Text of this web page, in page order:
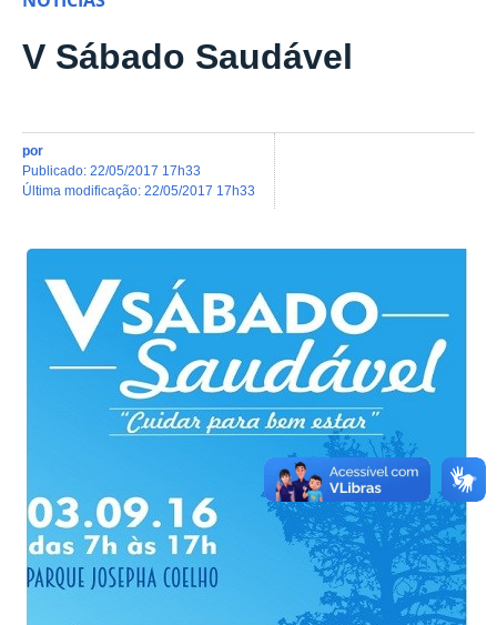
V Sábado Saudável
por
publicado: 22/05/2017 17h33
última modificação: 22/05/2017 17h33